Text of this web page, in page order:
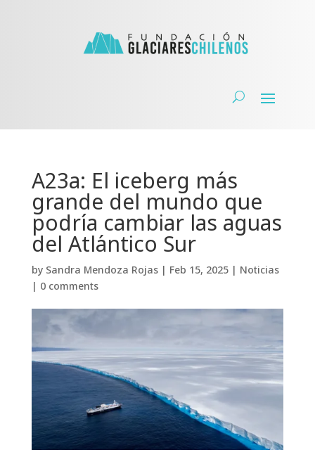
A23a: El iceberg más
grande del mundo que
podría cambiar las aguas
del Atlántico Sur
by Sandra Mendoza Rojas| Feb 15, 2025| Noticias
| 0 comments